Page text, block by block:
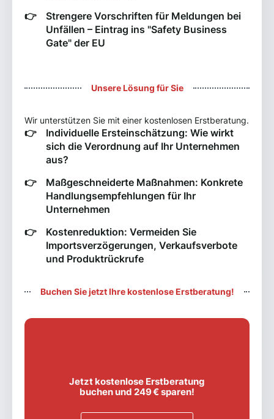
Strengere Vorschriften für Meldungen bei
Unfällen – Eintrag ins "Safety Business
Gate" der EU
Unsere Lösung für Sie
Wir unterstützen Sie mit einer kostenlosen Erstberatung.
Individuelle Ersteinschätzung: Wie wirkt
sich die Verordnung auf Ihr Unternehmen
aus?
Maßgeschneiderte Maßnahmen: Konkrete
Handlungsempfehlungen für Ihr
Unternehmen
Kostenreduktion: Vermeiden Sie
Importsverzögerungen, Verkaufsverbote
und Produktrückrufe
Buchen Sie jetzt Ihre kostenlose Erstberatung!
Jetzt kostenlose Erstberatung
buchen und 249 € sparen!